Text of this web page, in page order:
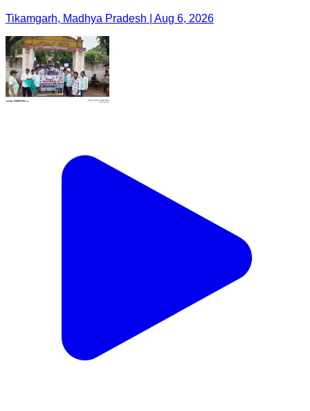
Tikamgarh, Madhya Pradesh | Aug 6, 2026